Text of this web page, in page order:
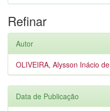
Refinar
Autor
OLIVEIRA, Alysson Inácio de
Data de Publicação